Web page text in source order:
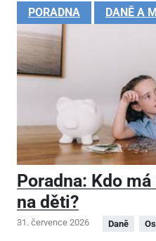
PORADNA DANĚ A
Poradna: Kdo
na děti?
31. července 2026 Daně